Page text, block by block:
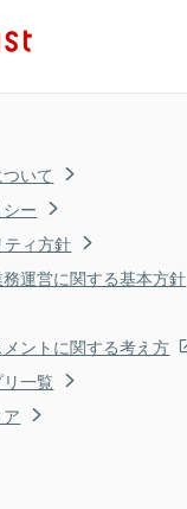
いて
ー
ィ方針
運営に関する基本方針
ントに関する考え方
一覧